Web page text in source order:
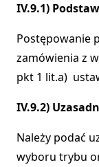
IV.9.1)
Postępowanie
zamówienia z
pkt 1 lit.a)
IV.9.2)
Należy podać
wyboru trybu